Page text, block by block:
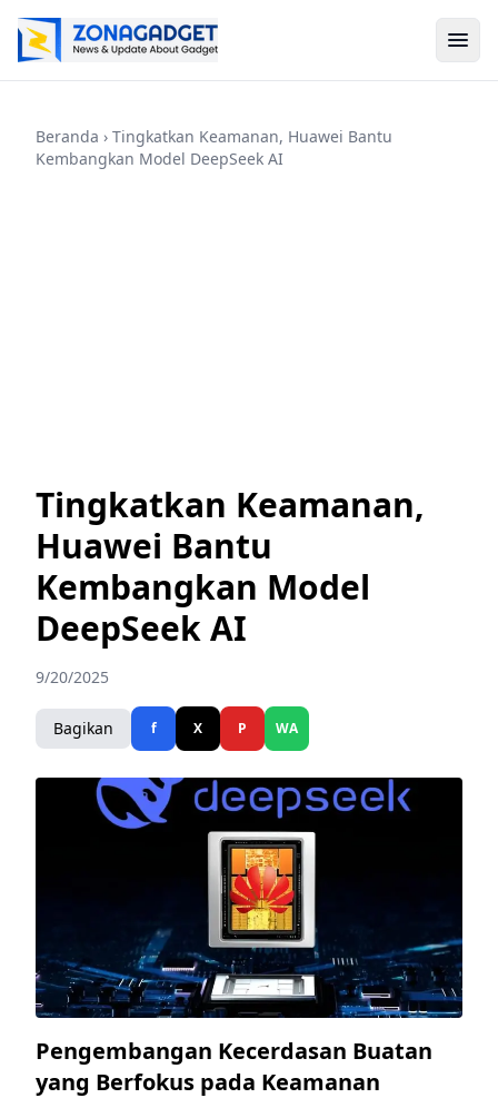
Beranda › Tingkatkan Keamanan, Huawei Bantu
Kembangkan Model DeepSeek AI
Tingkatkan Keamanan,
Huawei Bantu
Kembangkan Model
DeepSeek AI
9/20/2025
Bagikan f X P WA
Pengembangan Kecerdasan Buatan
yang Berfokus pada Keamanan